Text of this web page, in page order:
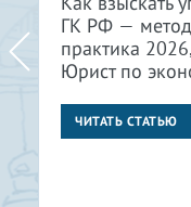
ГК РФ —
практика
Юрист по
ЧИТАТЬ СТАТЬЮ